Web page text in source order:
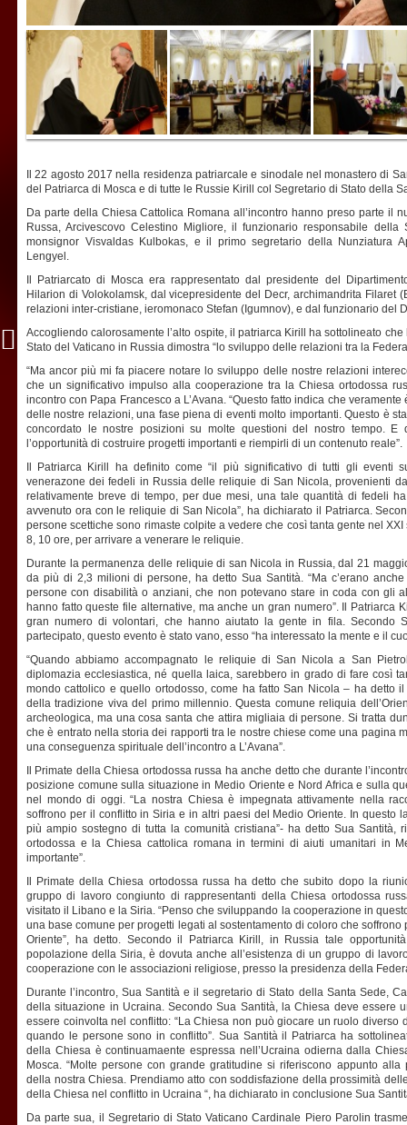
Il 22 agosto 2017 nella residenza patriarcale e sinodale nel monastero di
del Patriarca di Mosca e di tutte le Russie Kirill col Segretario di Stato della
Da parte della Chiesa Cattolica Romana all’incontro hanno preso parte il
Russa, Arcivescovo Celestino Migliore, il funzionario responsabile
monsignor Visvaldas Kulbokas, e il primo segretario della Nunziatura
Lengyel.
Il Patriarcato di Mosca era rappresentato dal presidente del
Hilarion di Volokolamsk, dal vicepresidente del Decr, archimandrita Filaret
relazioni inter-cristiane, ieromonaco Stefan (Igumnov), e dal funzionario del
Accogliendo calorosamente l’alto ospite, il patriarca Kirill ha sottolineato
Stato del Vaticano in Russia dimostra “lo sviluppo delle relazioni tra la
“Ma ancor più mi fa piacere notare lo sviluppo delle nostre relazioni
che un significativo impulso alla cooperazione tra la Chiesa ortodossa
incontro con Papa Francesco a L’Avana. “Questo fatto indica che
delle nostre relazioni, una fase piena di eventi molto importanti. Questo è
concordato le nostre posizioni su molte questioni del nostro tempo. E
l’opportunità di costruire progetti importanti e riempirli di un contenuto reale”.
Il Patriarca Kirill ha definito come “il più significativo di tutti gli eventi
venerazone dei fedeli in Russia delle reliquie di San Nicola, provenienti
relativamente breve di tempo, per due mesi, una tale quantità di fedeli
avvenuto ora con le reliquie di San Nicola”, ha dichiarato il Patriarca.
persone scettiche sono rimaste colpite a vedere che così tanta gente nel
8, 10 ore, per arrivare a venerare le reliquie.
Durante la permanenza delle reliquie di san Nicola in Russia, dal 21
da più di 2,3 milioni di persone, ha detto Sua Santità. “Ma c’erano
persone con disabilità o anziani, che non potevano stare in coda con gli
hanno fatto queste file alternative, ma anche un gran numero”. Il Patriarca
gran numero di volontari, che hanno aiutato la gente in fila. Secondo
partecipato, questo evento è stato vano, esso “ha interessato la mente e il
“Quando abbiamo accompagnato le reliquie di San Nicola a San
diplomazia ecclesiastica, né quella laica, sarebbero in grado di fare così
mondo cattolico e quello ortodosso, come ha fatto San Nicola – ha detto
della tradizione viva del primo millennio. Questa comune reliquia
archeologica, ma una cosa santa che attira migliaia di persone. Si tratta
che è entrato nella storia dei rapporti tra le nostre chiese come una pagina
una conseguenza spirituale dell’incontro a L’Avana”.
Il Primate della Chiesa ortodossa russa ha anche detto che durante
posizione comune sulla situazione in Medio Oriente e Nord Africa e sulla
nel mondo di oggi. “La nostra Chiesa è impegnata attivamente nella
soffrono per il conflitto in Siria e in altri paesi del Medio Oriente. In questo
più ampio sostegno di tutta la comunità cristiana”- ha detto Sua Santità,
ortodossa e la Chiesa cattolica romana in termini di aiuti umanitari in
importante”.
Il Primate della Chiesa ortodossa russa ha detto che subito dopo la
gruppo di lavoro congiunto di rappresentanti della Chiesa ortodossa
visitato il Libano e la Siria. “Penso che sviluppando la cooperazione in
una base comune per progetti legati al sostentamento di coloro che
Oriente”, ha detto. Secondo il Patriarca Kirill, in Russia tale
popolazione della Siria, è dovuta anche all’esistenza di un gruppo di
cooperazione con le associazioni religiose, presso la presidenza della
Durante l’incontro, Sua Santità e il segretario di Stato della Santa Sede,
della situazione in Ucraina. Secondo Sua Santità, la Chiesa deve essere
essere coinvolta nel conflitto: “La Chiesa non può giocare un ruolo diverso
quando le persone sono in conflitto”. Sua Santità il Patriarca ha
della Chiesa è continuamaente espressa nell’Ucraina odierna dalla
Mosca. “Molte persone con grande gratitudine si riferiscono appunto
della nostra Chiesa. Prendiamo atto con soddisfazione della prossimità
della Chiesa nel conflitto in Ucraina “, ha dichiarato in conclusione Sua
Da parte sua, il Segretario di Stato Vaticano Cardinale Piero Parolin